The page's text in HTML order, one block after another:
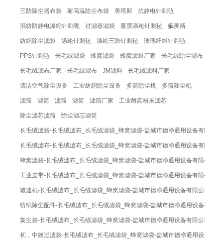
三防除尘器布袋 耐高温除尘布袋 美塔斯 抗静电针刺毡
混纺防静电涤纶针刺呢 过滤器滤袋 覆膜涤纶针刺毡 氟美斯
纺织除尘滤袋 涤纶针刺毡 涤纶三防针刺毡 玻璃纤维针刺毡
PPS针刺毡 长毛绒滤袋 蜂窝滤袋 蜂窝滤袋厂家 长毛绒除尘滤布
长毛绒滤布厂家 长毛绒滤布 JM滤料 长毛绒滤料厂家
清洁空气除尘设备 工业纺织除尘设备 多筒除尘机 多筒除尘机
滤筒 滤筒 滤筒 滤筒 滤筒厂家 工业耐高粉末滤芯
除尘滤芯滤筒 除尘滤芯滤筒
长毛绒滤袋-长毛绒滤布_长毛绒滤袋_蜂窝滤袋-盐城市德净通用设备有限公司
长毛绒滤布-长毛绒滤布_长毛绒滤袋_蜂窝滤袋-盐城市德净通用设备有限公司
蜂窝滤袋-长毛绒滤布_长毛绒滤袋_蜂窝滤袋-盐城市德净通用设备有限公司
工业皮带-长毛绒滤布_长毛绒滤袋_蜂窝滤袋-盐城市德净通用设备有限公司
减速机-长毛绒滤布_长毛绒滤袋_蜂窝滤袋-盐城市德净通用设备有限公司
纺织除尘配件-长毛绒滤布_长毛绒滤袋_蜂窝滤袋-盐城市德净通用设备有限公
集尘袋-长毛绒滤布_长毛绒滤袋_蜂窝滤袋-盐城市德净通用设备有限公司
初，中效过滤袋-长毛绒滤布_长毛绒滤袋_蜂窝滤袋-盐城市德净通用设备有